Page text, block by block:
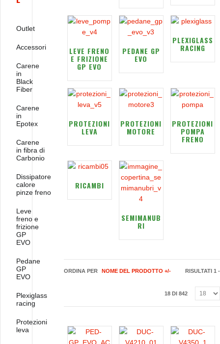
LEVE FRENO
E FRIZIONE
GP EVO
PEDANE GP
EVO
PLEXIGLASS
RACING
PROTEZIONI
LEVA
PROTEZIONI
MOTORE
PROTEZIONI
POMPA
FRENO
RICAMBI
SEMIMANUB
RI
ORDINA PER NOME DEL PRODOTTO +/- RISULTATI 1 -
18 DI 842
Outlet
Accessori
Carene
in
Black
Fiber
Carene
in
Epotex
Carene
in fibra di
Carbonio
Dissipatore
calore
pinze freno
Leve
freno e
frizione
GP
EVO
Pedane
GP
EVO
Plexiglass
racing
Protezioni
leva